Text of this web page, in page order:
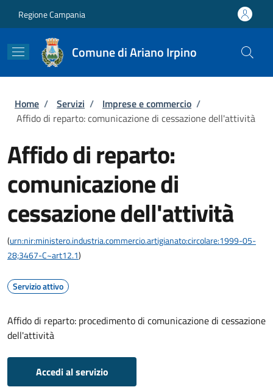
Regione Campania
Comune di Ariano Irpino
Briciole di pane
Home / Servizi / Imprese e commercio /
Affido di reparto: comunicazione di cessazione dell'attività
Affido di reparto:
comunicazione di
cessazione dell'attività
(urn:nir:ministero.industria.commercio.artigianato:circolare:1999-05-
28;3467-C~art12.1)
Servizio attivo
Affido di reparto: procedimento di comunicazione di cessazione
dell'attività
Accedi al servizio